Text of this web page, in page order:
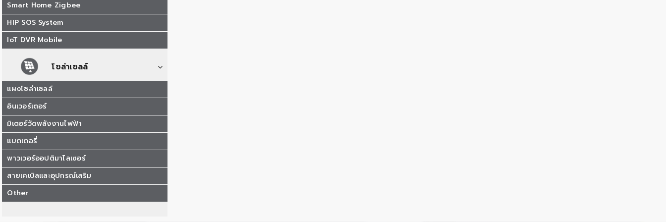
Smart Home Zigbee
HIP SOS System
IoT DVR Mobile
โซล่าเซลล์
แผงโซล่าเซลล์
อินเวอร์เตอร์
มิเตอร์วัดพลังงานไฟฟ้า
แบตเตอรี่
พาวเวอร์ออปติมาไลเซอร์
สายเคเบิลและอุปกรณ์เสริม
Other